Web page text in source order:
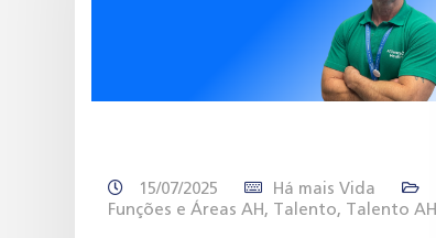
15/07/2025
Há mais Vida
Funções e Áreas AH , Talento, Talento AH